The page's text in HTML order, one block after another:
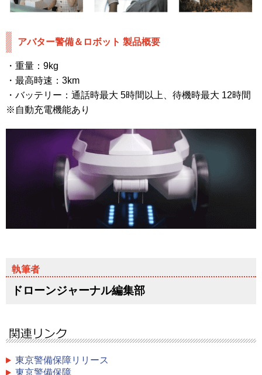
アバター警備＆ロボット 製品概要
・重量：9kg
・最高時速：3km
・バッテリー：通話時最大 5時間以上、待機時最大 12時間
※自動充電機能あり
ドローンジャーナル編集部
東京警備保障リリース
東京警備保障